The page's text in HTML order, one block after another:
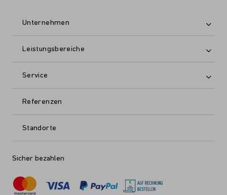
Unternehmen
Leistungsbereiche
Service
Referenzen
Standorte
Sicher bezahlen